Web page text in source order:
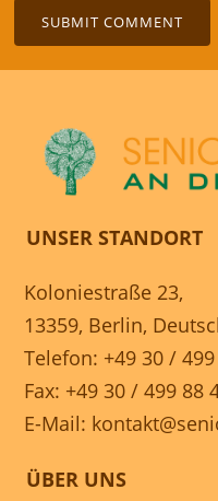
UNSER STANDORT
Koloniestraße 23,
13359, Berlin,
Telefon: +49 30 /
Fax: +49 30 / 499 88
E-Mail:
ÜBER UNS